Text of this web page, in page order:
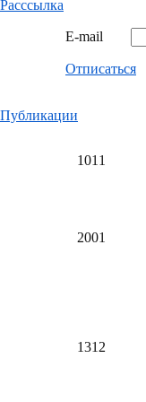
Расссылка
E-mail
Отписаться
Публикации
1011
2001
1312